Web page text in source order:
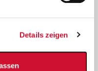
Details zeigen